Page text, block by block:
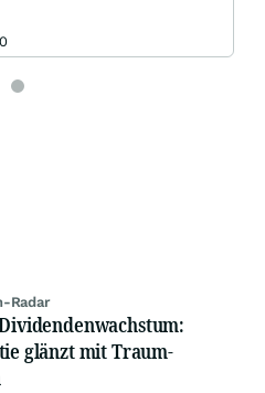
Radar
glänzt mit Traum-